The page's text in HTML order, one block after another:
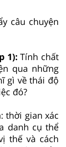
câu chuyện
1):Tính chất
qua những
gì về thái độ
đó?
thời gian xác
danh cụ thể
thế và cách